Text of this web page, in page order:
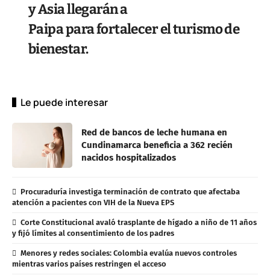
y Asia llegarán a
Paipa para fortalecer el turismo de
bienestar.
Le puede interesar
Red de bancos de leche humana en
Cundinamarca beneficia a 362 recién
nacidos hospitalizados
Procuraduría investiga terminación de contrato que afectaba
atención a pacientes con VIH de la Nueva EPS
Corte Constitucional avaló trasplante de hígado a niño de 11 años
y fijó límites al consentimiento de los padres
Menores y redes sociales: Colombia evalúa nuevos controles
mientras varios países restringen el acceso